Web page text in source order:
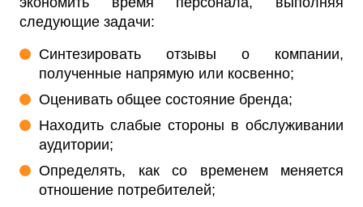
следующие задачи:
Синтезировать отзывы о компании,
полученные напрямую или косвенно;
Оценивать общее состояние бренда;
Находить слабые стороны в обслуживании
аудитории;
Определять, как со временем меняется
отношение потребителей;